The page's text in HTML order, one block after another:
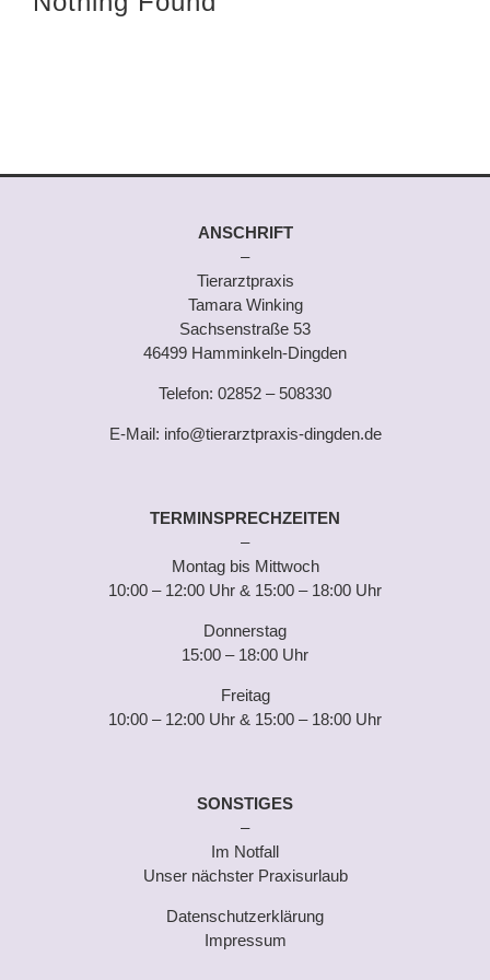
ANSCHRIFT
–
Tierarztpraxis
Tamara Winking
Sachsenstraße 53
46499 Hamminkeln-Dingden
Telefon: 02852 – 508330
E-Mail: info@tierarztpraxis-dingden.de
TERMINSPRECHZEITEN
–
Montag bis Mittwoch
10:00 – 12:00 Uhr & 15:00 – 18:00 Uhr
Donnerstag
15:00 – 18:00 Uhr
Freitag
10:00 – 12:00 Uhr & 15:00 – 18:00 Uhr
SONSTIGES
–
Im Notfall
Unser nächster Praxisurlaub
Datenschutzerklärung
Impressum